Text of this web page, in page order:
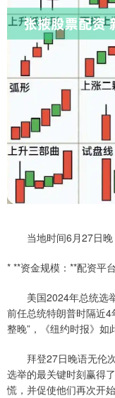
当地时间6月27日晚
* **资金规模：**配资平
美国2024年总统选举
前任总统特朗普时隔近
整晚”，《纽约时报》如
拜登27日晚语无伦次
选举的最关键时刻赢得
慌，并促使他们再次开